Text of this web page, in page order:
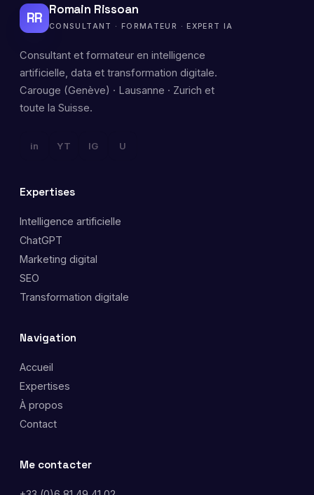
RR
Romain Rissoan
CONSULTANT · FORMATEUR · EXPERT IA
Consultant et formateur en intelligence
artificielle, data et transformation digitale.
Carouge (Genève) · Lausanne · Zurich et
toute la Suisse.
in YT IG U
Expertises
Intelligence artificielle
ChatGPT
Marketing digital
SEO
Transformation digitale
Navigation
Accueil
Expertises
À propos
Contact
Me contacter